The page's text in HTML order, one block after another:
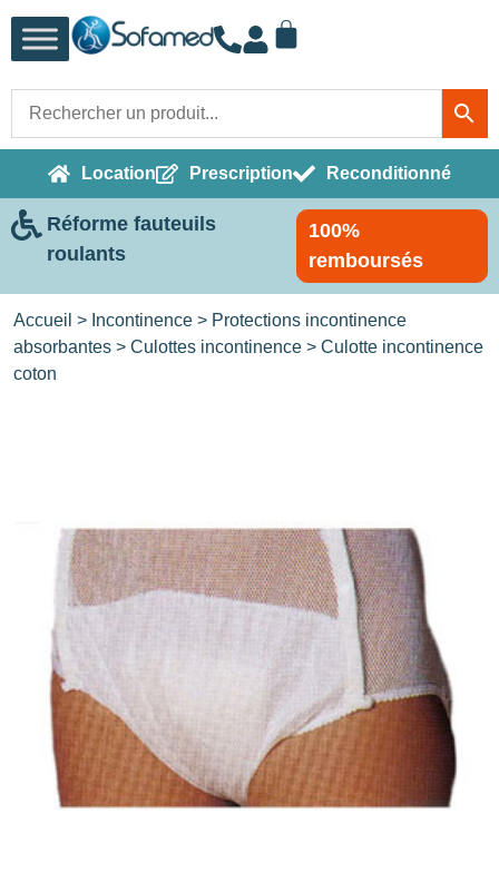
Location Prescription Reconditionné
Réforme fauteuils
roulants
100%
remboursés
Accueil > Incontinence > Protections incontinence
absorbantes > Culottes incontinence > Culotte incontinence
coton